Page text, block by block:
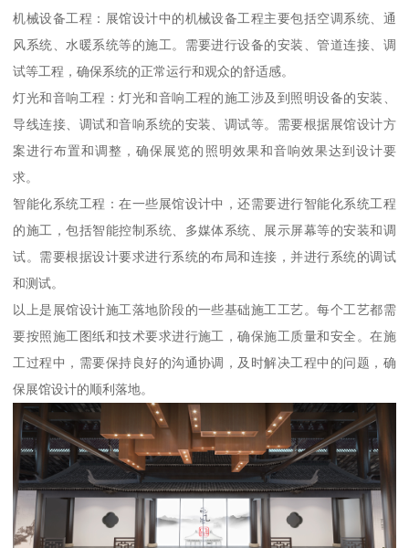
机械设备工程：展馆设计中的机械设备工程主要包括空调系统、通
风系统、水暖系统等的施工。需要进行设备的安装、管道连接、调
试等工程，确保系统的正常运行和观众的舒适感。
灯光和音响工程：灯光和音响工程的施工涉及到照明设备的安装、
导线连接、调试和音响系统的安装、调试等。需要根据展馆设计方
案进行布置和调整，确保展览的照明效果和音响效果达到设计要
求。
智能化系统工程：在一些展馆设计中，还需要进行智能化系统工程
的施工，包括智能控制系统、多媒体系统、展示屏幕等的安装和调
试。需要根据设计要求进行系统的布局和连接，并进行系统的调试
和测试。
以上是展馆设计施工落地阶段的一些基础施工工艺。每个工艺都需
要按照施工图纸和技术要求进行施工，确保施工质量和安全。在施
工过程中，需要保持良好的沟通协调，及时解决工程中的问题，确
保展馆设计的顺利落地。